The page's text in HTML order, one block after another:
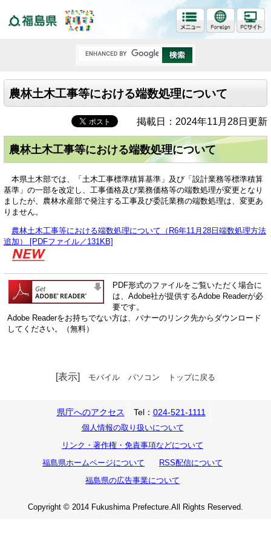
農林土木工事等における端数処理について
掲載日：2024年11月28日更新
農林土木工事等における端数処理について
本県土木部では、「土木工事標準積算基準」及び「設計業務等標準積算
基準」の一部を改定し、工事価格及び業務価格等の端数処理が変更となり
ましたが、農林水産部で発注する工事及び委託業務の端数処理は、変更あ
りません。
農林土木工事等における端数処理について（R6年11月28日端数処理方法
追加） [PDFファイル／131KB]
PDF形式のファイルをご覧いただく場合に
は、Adobe社が提供するAdobe Readerが必
要です。
Adobe Readerをお持ちでない方は、バナーのリンク先からダウンロード
してください。（無料）
[表示] モバイル パソコン トップに戻る
県庁へのアクセス Tel： 024-521-1111
個人情報の取り扱いについて
リンク・著作権・免責事項などについて
福島県ホームページについて
RSS配信について
福島県の広告事業について
Copyright © 2014 Fukushima Prefecture.All Rights Reserved.